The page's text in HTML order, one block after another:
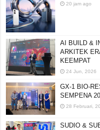
20 jam ago
AI BUILD &
ARKITEK
KEEMPAT
24 Jun, 2026
GX-1 BIO-
SEMPENA
28 Februari,
SUDIO &